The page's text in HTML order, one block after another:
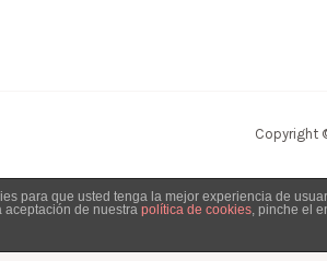
Copyright
para que usted tenga la mejor experiencia de
aceptación de nuestra política de cookies , pinche el